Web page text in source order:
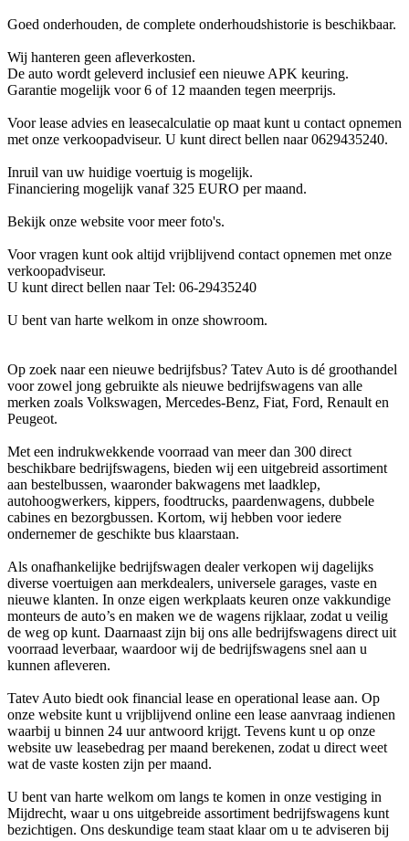
Goed onderhouden, de complete onderhoudshistorie is beschikbaar.
Wij hanteren geen afleverkosten.
De auto wordt geleverd inclusief een nieuwe APK keuring.
Garantie mogelijk voor 6 of 12 maanden tegen meerprijs.
Voor lease advies en leasecalculatie op maat kunt u contact opnemen
met onze verkoopadviseur. U kunt direct bellen naar 0629435240.
Inruil van uw huidige voertuig is mogelijk.
Financiering mogelijk vanaf 325 EURO per maand.
Bekijk onze website voor meer foto's.
Voor vragen kunt ook altijd vrijblijvend contact opnemen met onze
verkoopadviseur.
U kunt direct bellen naar Tel: 06-29435240
U bent van harte welkom in onze showroom.
Op zoek naar een nieuwe bedrijfsbus? Tatev Auto is dé groothandel
voor zowel jong gebruikte als nieuwe bedrijfswagens van alle
merken zoals Volkswagen, Mercedes-Benz, Fiat, Ford, Renault en
Peugeot.
Met een indrukwekkende voorraad van meer dan 300 direct
beschikbare bedrijfswagens, bieden wij een uitgebreid assortiment
aan bestelbussen, waaronder bakwagens met laadklep,
autohoogwerkers, kippers, foodtrucks, paardenwagens, dubbele
cabines en bezorgbussen. Kortom, wij hebben voor iedere
ondernemer de geschikte bus klaarstaan.
Als onafhankelijke bedrijfswagen dealer verkopen wij dagelijks
diverse voertuigen aan merkdealers, universele garages, vaste en
nieuwe klanten. In onze eigen werkplaats keuren onze vakkundige
monteurs de auto’s en maken we de wagens rijklaar, zodat u veilig
de weg op kunt. Daarnaast zijn bij ons alle bedrijfswagens direct uit
voorraad leverbaar, waardoor wij de bedrijfswagens snel aan u
kunnen afleveren.
Tatev Auto biedt ook financial lease en operational lease aan. Op
onze website kunt u vrijblijvend online een lease aanvraag indienen
waarbij u binnen 24 uur antwoord krijgt. Tevens kunt u op onze
website uw leasebedrag per maand berekenen, zodat u direct weet
wat de vaste kosten zijn per maand.
U bent van harte welkom om langs te komen in onze vestiging in
Mijdrecht, waar u ons uitgebreide assortiment bedrijfswagens kunt
bezichtigen. Ons deskundige team staat klaar om u te adviseren bij